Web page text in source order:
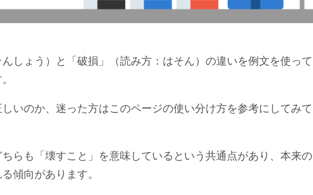
しょう）と「破損」（読み方：はそん）の違いを例文を使って
いのか、迷った方はこのページの使い分け方を参考にしてみて
らも「壊すこと」を意味しているという共通点があり、本来の
傾向があります。